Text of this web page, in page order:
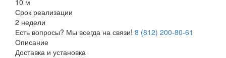
Срок реализации
2 недели
Есть вопросы? Мы всегда на связи! 8 (812) 200-80-61
Описание
Доставка и установка